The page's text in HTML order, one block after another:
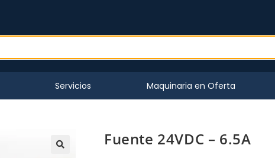
Servicios Maquinaria en Oferta
Fuente 24VDC – 6.5A